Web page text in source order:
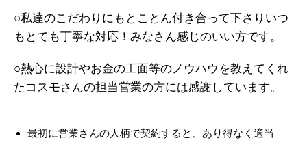
○私達のこだわりにもとことん付き合って下さりいつ
もとても丁寧な対応！みなさん感じのいい方です。
○熱心に設計やお金の工面等のノウハウを教えてくれ
たコスモさんの担当営業の方には感謝しています。
最初に営業さんの人柄で契約すると、あり得なく適当